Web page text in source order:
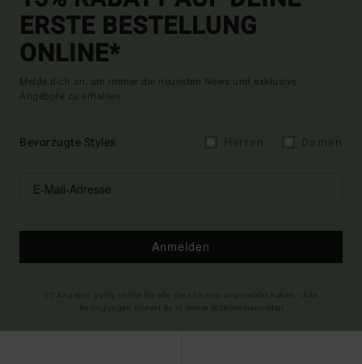
ERSTE BESTELLUNG
ONLINE*
Melde dich an, um immer die neuesten News und exklusive
Angebote zu erhalten.
Bevorzugte Styles
Anmelden